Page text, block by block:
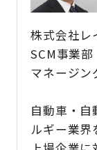
株式会社レ
SCM事業部
マネージン
自動車・
ルギー業